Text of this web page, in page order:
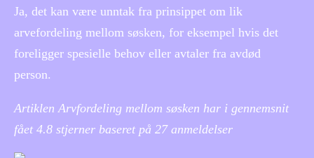
Ja, det kan være unntak fra prinsippet om lik
arvefordeling mellom søsken, for eksempel hvis det
foreligger spesielle behov eller avtaler fra avdød
person.
Artiklen Arvfordeling mellom søsken har i gennemsnit
fået 4.8 stjerner baseret på 27anmeldelser